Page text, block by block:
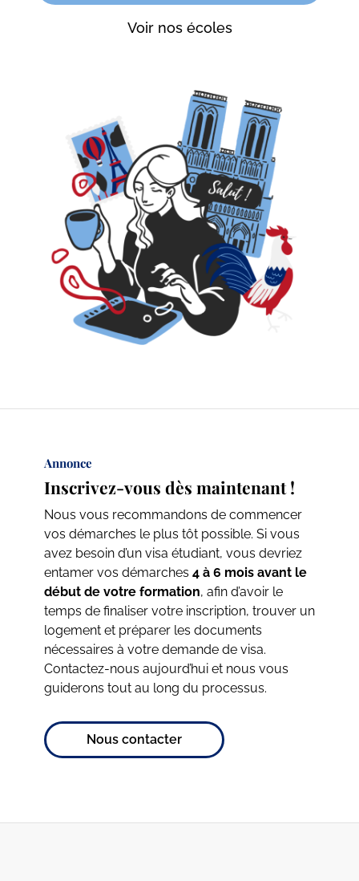
Voir nos écoles
Annonce
Inscrivez-vous dès maintenant !
Nous vous recommandons de commencer
vos démarches le plus tôt possible. Si vous
avez besoin d’un visa étudiant, vous devriez
entamer vos démarches 4 à 6 mois avant le
début de votre formation, afin d’avoir le
temps de finaliser votre inscription, trouver un
logement et préparer les documents
nécessaires à votre demande de visa.
Contactez-nous aujourd’hui et nous vous
guiderons tout au long du processus.
Nous contacter